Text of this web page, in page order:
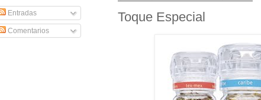
Toque Especial
Entradas
Comentarios